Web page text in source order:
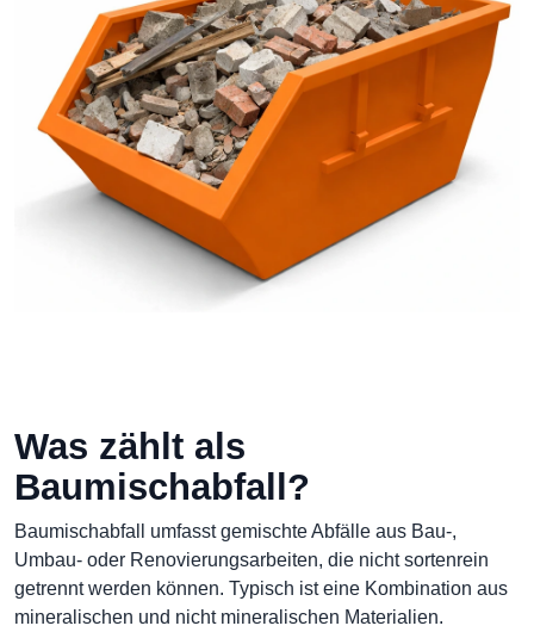
Was zählt als
Baumischabfall?
Baumischabfall umfasst gemischte Abfälle aus Bau-,
Umbau- oder Renovierungsarbeiten, die nicht sortenrein
getrennt werden können. Typisch ist eine Kombination aus
mineralischen und nicht mineralischen Materialien.